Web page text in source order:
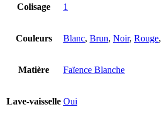
Colisage 1
Couleurs Blanc, Brun, Noir, Rouge,
Matière Faïence Blanche
Lave-vaisselle Oui